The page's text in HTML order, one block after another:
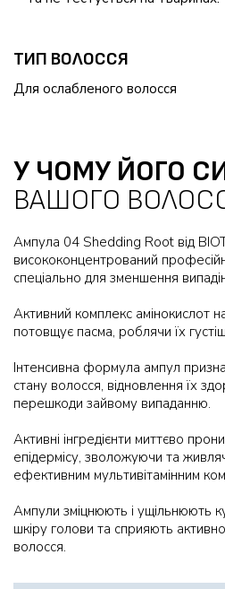
ТИП ВОЛОССЯ
Для ослабленого волосся
У ЧОМУ ЙОГО
ВАШОГО
Ампула 04 Shedding Root від
висококонцентрований
спеціально для зменшення
Активний комплекс амінокислот
потовщує пасма, роблячи їх
Інтенсивна формула ампул
стану волосся, відновлення їх
перешкоди зайвому випаданню.
Активні інгредієнти миттєво
епідермісу, зволожуючи та
ефективним мультивітамінним
Ампули зміцнюють і ущільнюють
шкіру голови та сприяють
волосся.